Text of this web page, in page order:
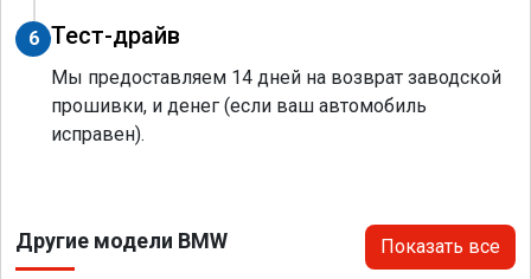
6 Тест-драйв
Мы предоставляем 14 дней на возврат заводской
прошивки, и денег (если ваш автомобиль
исправен).
Другие модели BMW Показать все